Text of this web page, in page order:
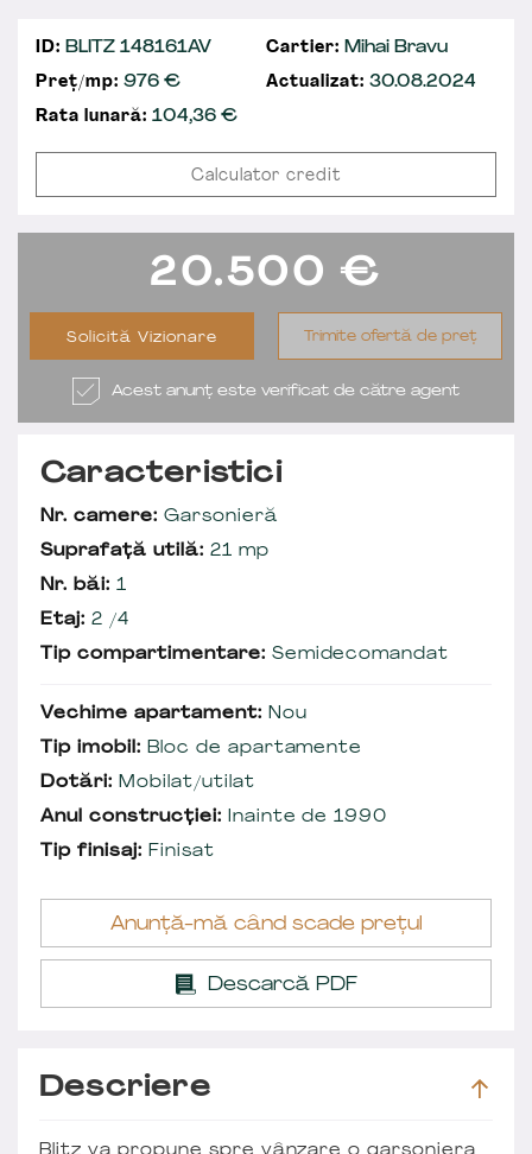
ID: BLITZ 148161AV Cartier: Mihai Bravu
Preț/mp: 976 € Actualizat: 30.08.2024
Rata lunară: 104,36€
Calculator credit
20.500 €
Solicită Vizionare Trimite ofertă de preț
Acest anunț este verificat de către agent
Caracteristici
Nr. camere: Garsonieră
Suprafață utilă: 21 mp
Nr. băi: 1
Etaj: 2 /4
Tip compartimentare: Semidecomandat
Vechime apartament: Nou
Tip imobil: Bloc de apartamente
Dotări: Mobilat/utilat
Anul construcției: Inainte de 1990
Tip finisaj: Finisat
Anunță-mă când scade prețul
Descarcă PDF
Descriere